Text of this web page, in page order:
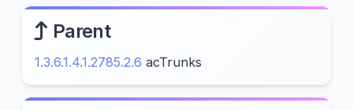
Parent
1.3.6.1.4.1.2785.2.6 acTrunks